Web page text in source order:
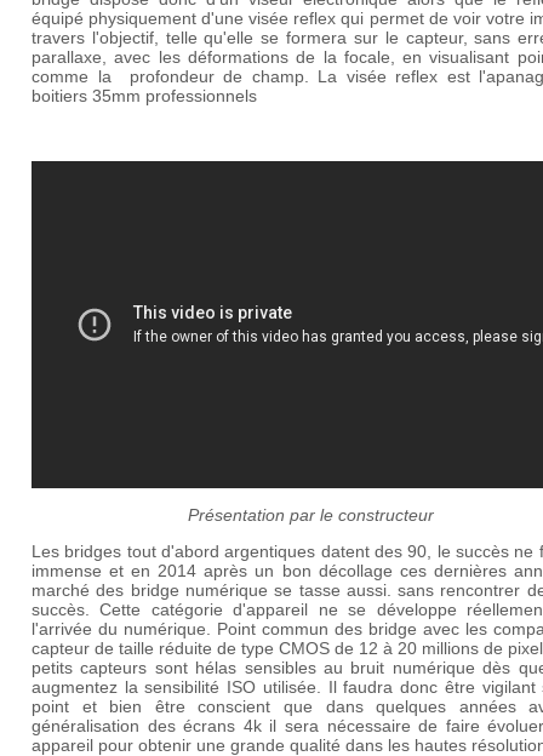
équipé physiquement d'une visée reflex qui permet de voir votre
travers l'objectif, telle qu'elle se formera sur le capteur, sans
parallaxe, avec les déformations de la focale, en visualisant
comme la profondeur de champ. La visée reflex est
boitiers 35mm professionnels
Présentation par le constructeur
Les bridges tout d'abord argentiques datent des 90, le succès ne
immense et en 2014 après un bon décollage ces dernières
marché des bridge numérique se tasse aussi. sans rencontrer
succès. Cette catégorie d'appareil ne se développe
l'arrivée du numérique. Point commun des bridge avec les
capteur de taille réduite de type CMOS de 12 à 20 millions de
petits capteurs sont hélas sensibles au bruit numérique dès
augmentez la sensibilité ISO utilisée. Il faudra donc être vigilant
point et bien être conscient que dans quelques années
généralisation des écrans 4k il sera nécessaire de faire
appareil pour obtenir une grande qualité dans les hautes